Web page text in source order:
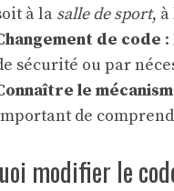
à la salle de sport, à
de code :
sécurité ou par
le
de
modifier le